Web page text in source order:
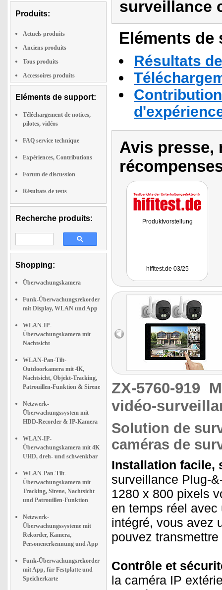
Produits:
Actuels produits
Anciens produits
Tous produits
Accessoires produits
Eléments de support:
Téléchargement de notices,
pilotes, vidéos
FAQ service technique
Expériences, Contributions
Forum de discussion
Résultats de tests
Recherche produits:
Shopping:
Überwachungskamera
Funk-Überwachungsrekorder
mit Display, WLAN und App
WLAN-IP-
Überwachungskamera mit
Nachtsicht
WLAN-Pan-Tilt-
Outdoorkamera mit 4K,
Nachtsicht, Objekt-Tracking,
Patrouillen-Funktion & Sirene
Netzwerk-
Überwachungssystem mit
HDD-Recorder & IP-Kamera
WLAN-IP-
Überwachungskamera mit 4K
UHD, dreh- und schwenkbar
WLAN-Pan-Tilt-
Überwachungskamera mit
Tracking, Sirene, Nachtsicht
und Patrouillen-Funktion
Netzwerk-
Überwachungssysteme mit
Rekorder, Kamera,
Personenerkennung und App
Funk-Überwachungsrekorder
mit App, für Festplatte und
Speicherkarte
surveillance
Eléments
Résultats
Avis presse,
Produktvorstellung
hifitest.de 03/25
ZX-5760-919
vidéo-
Solution de
caméras de
Installation facile,
surveillance Plug-
1280 x 800 pixels
en temps réel
intégré, vous avez
pouvez
Contrôle et
la caméra IP